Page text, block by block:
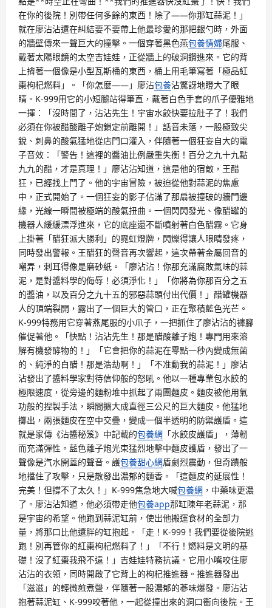
在你的後院！別帶任何多餘的東西！除了——你那缸蒜泥！」
就在廖沾沾還在糾結要不要帶上他最珍愛的那把銀勺時，外面
的牆壁傳來一聲巨大的撞擊。一個穿著黑色燕包養情婦尾服、
戴著太陽眼鏡的太空吉娃娃，正從牆上的破洞鑽進來。它的背
上揹著一個像是小型瓦斯桶的東西，桶上用毛筆寫著「極品紅
棗枸杞燃料」。「你怎麼——」廖沾包養沾驚訝地瞪大了眼
睛。K-999用它的小短腿站得筆直，戴著白色手套的爪子優雅地
一揮：「沒時間了，沾沾先生！宇宙水餃快要拉肚子了！我們
必須在你被醋酸離子炮鎖定前離開！」話音未落，一股極致尖
銳、刺鼻的酸氣猛地從店門口灌入，伴隨著一個狂妄自大的電
子音效：「警告！這裡的醬油比例嚴重失衡！百分之九十九點
九九的醋，才是真理！」廖沾沾知道，這是他的宿敵，王醋
狂，已經找上門了。他的宇宙冒險，被迫從他對蒜泥的焦慮
中，正式開始了。一個狂妄的影子佔滿了那扇被撞破的牆門邊
緣，光線一瞬間被極端的酸氣扭曲。一個閃閃發光、像醋罐的
機器人緩緩漂浮進來，它的底座還不斷噴射著白色醋霧。它身
上掛著「醋狂派大勝利」的霓虹燈牌，閃爍得讓人眼睛發疼，
同時發出警報。王醋狂的聲音再次響起，這次帶著金屬回音的
嘲弄，刺耳得像是磨砂紙。「廖沾沾！你那充滿腐敗氣味的蒜
泥，是對醬料學的侮辱！必須淨化！」「你將為你那百分之五
的醬油，以及百分之九十五的邪惡蒜頭付出代價！」醋罐機器
人的頂端裂開，露出了一個巨大的管口，正在聚積藍色光芒。
K-999特務用它穿著燕尾服的小爪子，一把抓住了廖沾沾的褲腳
催促著他。「快點！沾沾先生！那是醋酸離子炮！專門用來溶
解有機發酵物的！」「它會把你的蒜泥在零點一秒內變成無菌
的、純淨的白醋！那是浩劫啊！」「不准動我的蒜泥！」廖沾
沾發出了醬料學家對待信仰般的怒吼。他以一種專業包水餃的
極限速度，從旁邊的麵粉堆中抓起了兩團麵皮。麵皮被他用氣
功般的捏製手法，瞬間擴大成直徑三公尺的巨大麵皮。他猛地
擲出，兩張麵皮在空中交疊，變成一個半透明的防禦護盾。這
就是家傳《沾醬秘笈》中記載的包養網 「水餃皮護盾」，薄韌
而充滿彈性。藍色離子炮光束猛烈地擊中麵皮護盾，發出了一
聲像是汽水開蓋的聲音。護包養甜心網盾劇烈震動，但奇蹟般
地擋住了攻擊，只是散發出濃郁的麵香。「這麵皮的延展性！
完美！但撐不了太久！」K-999焦急地大喊包養網 ，中藥味更濃
了。廖沾沾知道，他必須帶走他包養app那缸陳年老蒜泥，那
是宇宙的希望。他跑到蒜泥缸前，使出他搬運食材的全部力
量，將那口比他還胖的缸抱起。「走！K-999！我們要從後院逃
跑！別再管你的紅棗枸杞燃料了！」「不行！燃料是文明的基
礎！沒了紅棗我飛不遠！」吉娃娃特務抗議。它用小嘴咬住廖
沾沾的衣領，同時開啟了它背上的枸杞推進器。推進器發出
「滋滋」的輕微煎煮聲，伴隨著一股濃郁的蔘味爆發。廖沾沾
抱著蒜泥缸、K-999咬著他，一起從撞出來的洞口衝向後院。王